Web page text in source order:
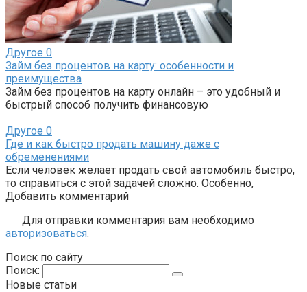
Другое 0
Займ без процентов на карту: особенности и
преимущества
Займ без процентов на карту онлайн – это удобный и
быстрый способ получить финансовую
Другое 0
Где и как быстро продать машину даже с
обременениями
Если человек желает продать свой автомобиль быстро,
то справиться с этой задачей сложно. Особенно,
Добавить комментарий
Для отправки комментария вам необходимо
авторизоваться.
Поиск по сайту
Поиск:
Новые статьи